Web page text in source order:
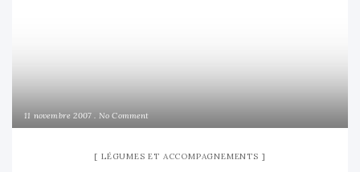
11 novembre 2007 No Comment
LÉGUMES ET ACCOMPAGNEMENTS